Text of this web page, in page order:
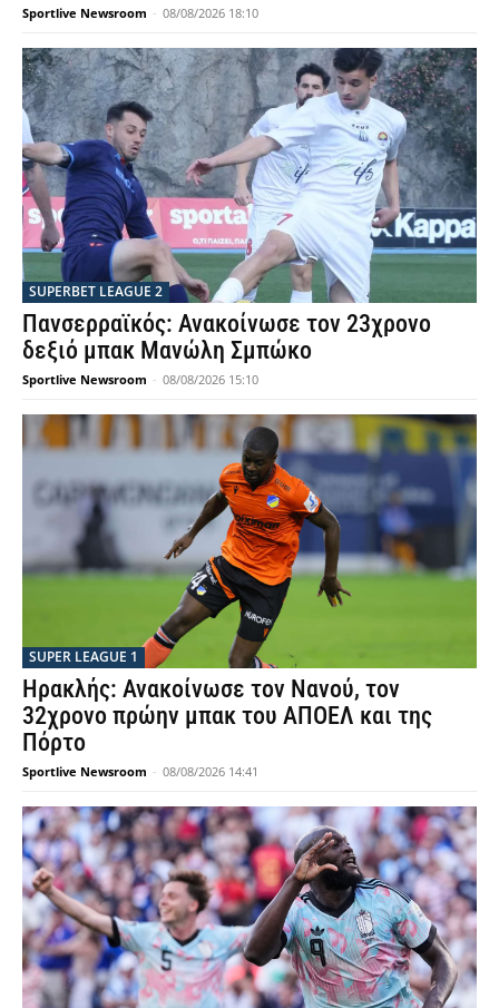
Sportlive Newsroom - 08/08/2026 18:10
SUPERBET LEAGUE 2
Πανσερραϊκός: Ανακοίνωσε τον 23χρονο
δεξιό μπακ Μανώλη Σμπώκο
Sportlive Newsroom - 08/08/2026 15:10
SUPER LEAGUE 1
Ηρακλής: Ανακοίνωσε τον Νανού, τον
32χρονο πρώην μπακ του ΑΠΟΕΛ και της
Πόρτο
Sportlive Newsroom - 08/08/2026 14:41